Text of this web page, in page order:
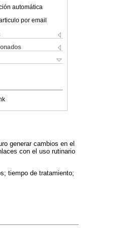
automática
por email
generar cambios en el
con el uso rutinario
tiempo de tratamiento;